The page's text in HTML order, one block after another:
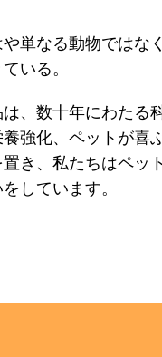
単なる動物では
いる。
、数十年にわたる
強化、ペットが
き、私たちはペ
しています。